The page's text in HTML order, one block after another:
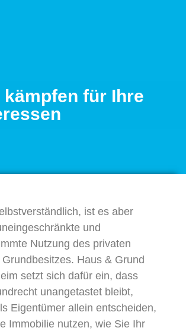
kämpfen für Ihre
ist es aber
und
Nutzung des privaten
Haus & Grund
setzt sich dafür ein, dass
unangetastet bleibt,
Eigentümer allein entscheiden,
Immobilie nutzen, wie Sie Ihr